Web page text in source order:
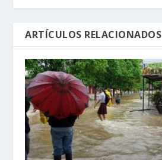
ARTÍCULOS RELACIONADOS